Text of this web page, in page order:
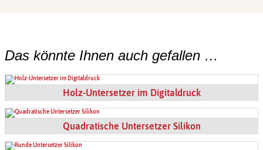
Das könnte Ihnen auch gefallen …
Holz-Untersetzer im Digitaldruck
Quadratische Untersetzer Silikon